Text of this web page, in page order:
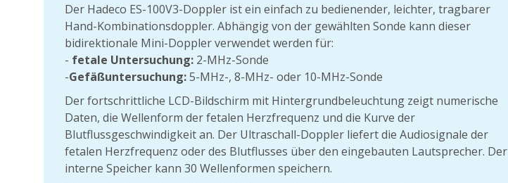
Der Hadeco ES-100V3-Doppler ist ein einfach zu bedienender, leichter, tragbarer
Hand-Kombinationsdoppler. Abhängig von der gewählten Sonde kann dieser
bidirektionale Mini-Doppler verwendet werden für:
- fetale Untersuchung: 2-MHz-Sonde
-Gefäßuntersuchung:5-MHz-, 8-MHz- oder 10-MHz-Sonde
Der fortschrittliche LCD-Bildschirm mit Hintergrundbeleuchtung zeigt numerische
Daten, die Wellenform der fetalen Herzfrequenz und die Kurve der
Blutflussgeschwindigkeit an. Der Ultraschall-Doppler liefert die Audiosignale der
fetalen Herzfrequenz oder des Blutflusses über den eingebauten Lautsprecher. Der
interne Speicher kann 30 Wellenformen speichern.